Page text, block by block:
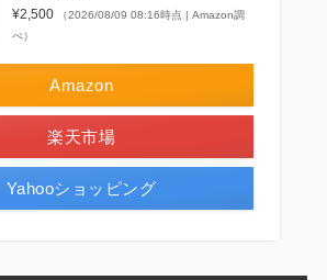
¥2,500
（2026/08/09 08:16時点 | Amazon調
べ）
Amazon
楽天市場
Yahooショッピング